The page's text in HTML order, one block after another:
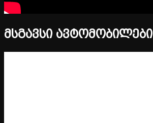
მსგავსი ავტომობილები